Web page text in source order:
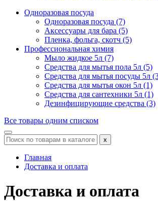
Одноразовая посуда
Одноразовая посуда (7)
Аксессуары для бара (5)
Пленка, фольга, скотч (5)
Профессиональная химия
Мыло жидкое 5л (7)
Средства для мытья пола 5л (5)
Средства для мытья посуды 5л
Средства для мытья окон 5л (1)
Средства для сантехники 5л (1)
Дезинфицирующие средства (3)
Все товары одним списком
x
Главная
Доставка и оплата
Доставка и оплата